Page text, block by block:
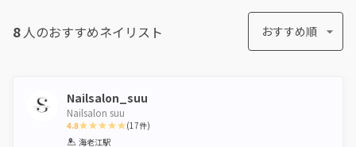
8人のおすすめネイリスト おすすめ順
Nailsalon_suu
Nailsalon suu
4.8
1 2 3 4
(17件)
海老江駅